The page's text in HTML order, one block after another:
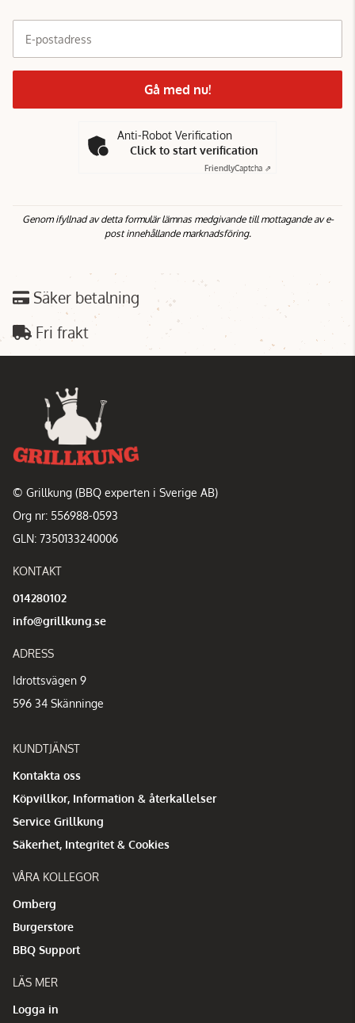
E-postadress
Gå med nu!
Anti-Robot Verification
Click to start verification
FriendlyCaptcha ⇗
Genom ifyllnad av detta formulär lämnas medgivande till mottagande av e-
post innehållande marknadsföring.
Säker betalning
Fri frakt
© Grillkung (BBQ experten i Sverige AB)
Org nr: 556988-0593
GLN: 7350133240006
KONTAKT
014280102
info@grillkung.se
ADRESS
Idrottsvägen 9
596 34 Skänninge
KUNDTJÄNST
Kontakta oss
Köpvillkor, Information & återkallelser
Service Grillkung
Säkerhet, Integritet & Cookies
VÅRA KOLLEGOR
Omberg
Burgerstore
BBQ Support
LÄS MER
Logga in